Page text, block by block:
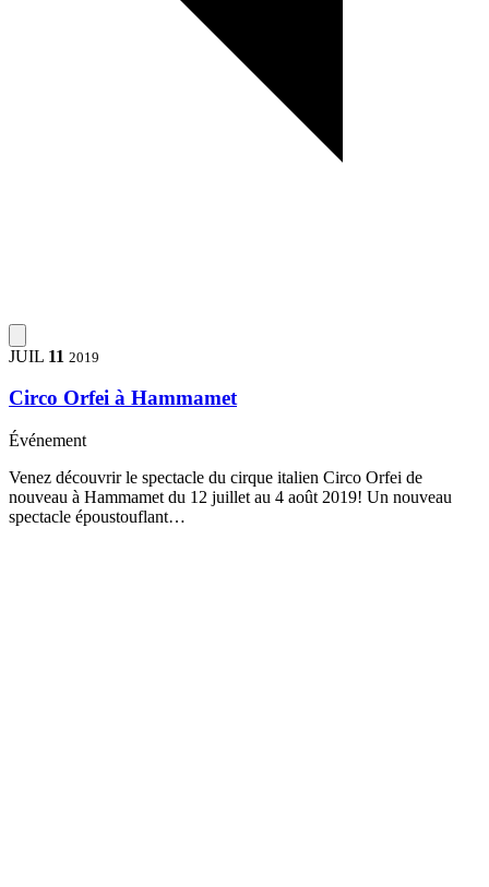
JUIL 11 2019
Circo Orfei à Hammamet
Événement
Venez découvrir le spectacle du cirque italien Circo Orfei de
nouveau à Hammamet du 12 juillet au 4 août 2019! Un nouveau
spectacle époustouflant…